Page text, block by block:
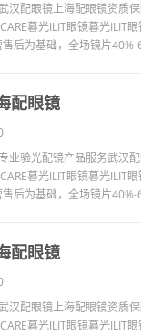
汉配眼镜上海配眼镜资质
暮光ILIT眼镜暮光
后为基础，全场镜片
配眼镜
业验光配镜产品服务武汉
暮光ILIT眼镜暮光
后为基础，全场镜片
配眼镜
汉配眼镜上海配眼镜资质
暮光ILIT眼镜暮光